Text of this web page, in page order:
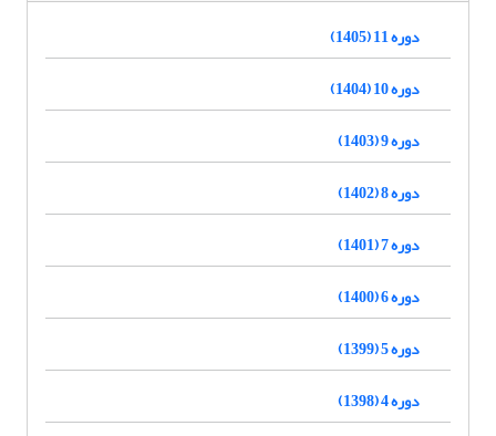
دوره 11 (1405)
دوره 10 (1404)
دوره 9 (1403)
دوره 8 (1402)
دوره 7 (1401)
دوره 6 (1400)
دوره 5 (1399)
دوره 4 (1398)